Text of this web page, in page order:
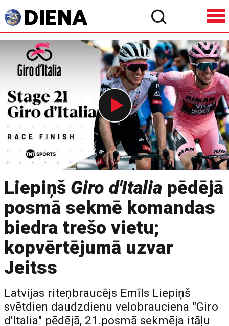
Liepiņš Giro d'Italia pēdējā
posmā sekmē komandas
biedra trešo vietu;
kopvērtējumā uzvar
Jeitss
Latvijas riteņbraucējs Emīls Liepiņš
svētdien daudzdienu velobrauciena "Giro
d'Italia" pēdējā, 21.posmā sekmēja itāļu